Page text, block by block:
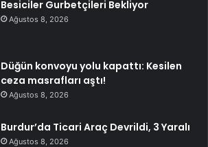
Besiciler Gurbetçileri Bekliyor
Ağustos 8, 2026
Düğün konvoyu yolu kapattı: Kesilen
ceza masrafları aştı!
Ağustos 8, 2026
Burdur’da Ticari Araç Devrildi, 3 Yaralı
Ağustos 8, 2026